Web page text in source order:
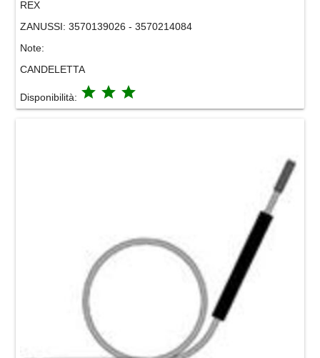
REX
ZANUSSI: 3570139026 - 3570214084
Note:
CANDELETTA
Disponibilità: grade grade grade